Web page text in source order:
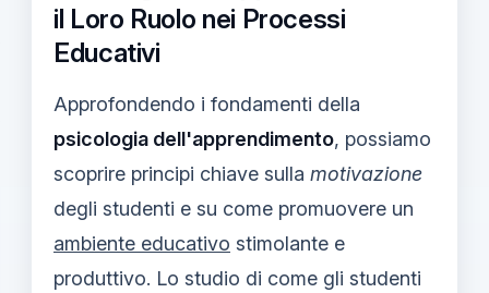
il Loro Ruolo nei Processi
Educativi
Approfondendo i fondamenti della
psicologia dell'apprendimento, possiamo
scoprire principi chiave sulla motivazione
degli studenti e su come promuovere un
ambiente educativo stimolante e
produttivo. Lo studio di come gli studenti